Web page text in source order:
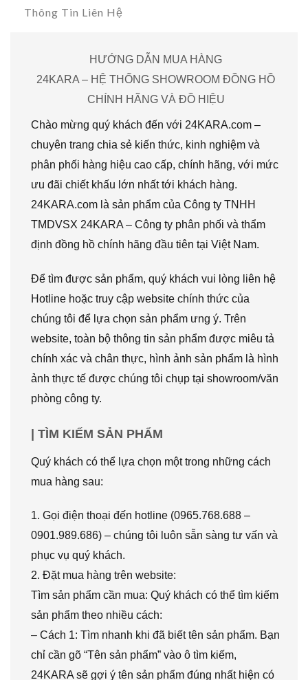
Thông Tin Liên Hệ
HƯỚNG DẪN MUA HÀNG
24KARA – HỆ THỐNG SHOWROOM ĐỒNG HỒ
CHÍNH HÃNG VÀ ĐỒ HIỆU
Chào mừng quý khách đến với 24KARA.com –
chuyên trang chia sẻ kiến thức, kinh nghiệm và
phân phối hàng hiệu cao cấp, chính hãng, với mức
ưu đãi chiết khấu lớn nhất tới khách hàng.
24KARA.com là sản phẩm của Công ty TNHH
TMDVSX 24KARA – Công ty phân phối và thẩm
định đồng hồ chính hãng đầu tiên tại Việt Nam.
Để tìm được sản phẩm, quý khách vui lòng liên hệ
Hotline hoặc truy cập website chính thức của
chúng tôi để lựa chọn sản phẩm ưng ý. Trên
website, toàn bộ thông tin sản phẩm được miêu tả
chính xác và chân thực, hình ảnh sản phẩm là hình
ảnh thực tế được chúng tôi chụp tại showroom/văn
phòng công ty.
| TÌM KIẾM SẢN PHẨM
Quý khách có thể lựa chọn một trong những cách
mua hàng sau:
1. Gọi điện thoại đến hotline (0965.768.688 –
0901.989.686) – chúng tôi luôn sẵn sàng tư vấn và
phục vụ quý khách.
2. Đặt mua hàng trên website:
Tìm sản phẩm cần mua: Quý khách có thể tìm kiếm
sản phẩm theo nhiều cách:
– Cách 1: Tìm nhanh khi đã biết tên sản phẩm. Bạn
chỉ cần gõ “Tên sản phẩm” vào ô tìm kiếm,
24KARA sẽ gợi ý tên sản phẩm đúng nhất hiện có